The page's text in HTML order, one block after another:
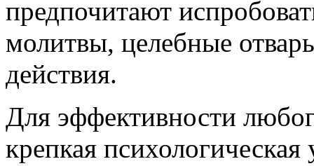
предпочитают
молитвы, целебные
действия.
Для эффективности
крепкая психологическая